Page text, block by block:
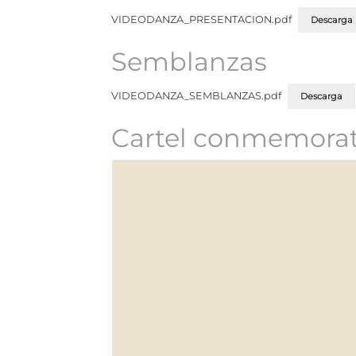
VIDEODANZA_PRESENTACION.pdf Descarga
Semblanzas
VIDEODANZA_SEMBLANZAS.pdf Descarga
Cartel